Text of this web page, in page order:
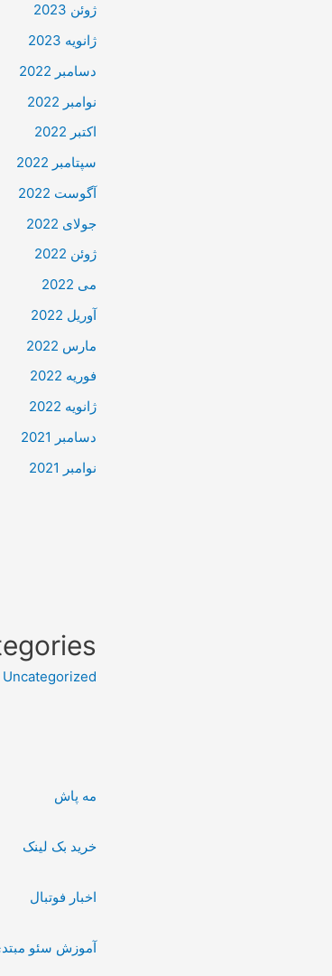
ژوئن 2023
ژانویه 2023
دسامبر 2022
نوامبر 2022
اکتبر 2022
سپتامبر 2022
آگوست 2022
جولای 2022
ژوئن 2022
می 2022
آوریل 2022
مارس 2022
فوریه 2022
ژانویه 2022
دسامبر 2021
نوامبر 2021
Uncategorized
مه پاش
خرید بک لینک
اخبار فوتبال
آموزش سئو